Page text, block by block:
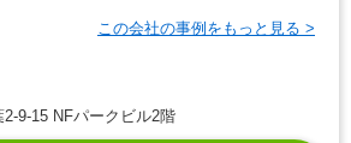
この会社の事例をもっと見る >
9-15 NFパークビル2階